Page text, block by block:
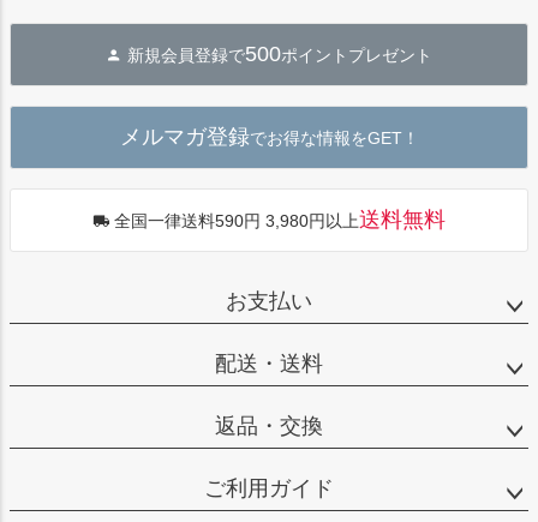
へ
新規会員登録で500ポイントプレゼント
メルマガ登録でお得な情報をGET！
全国一律送料590円 3,980円以上送料無料
お支払い
配送・送料
返品・交換
ご利用ガイド